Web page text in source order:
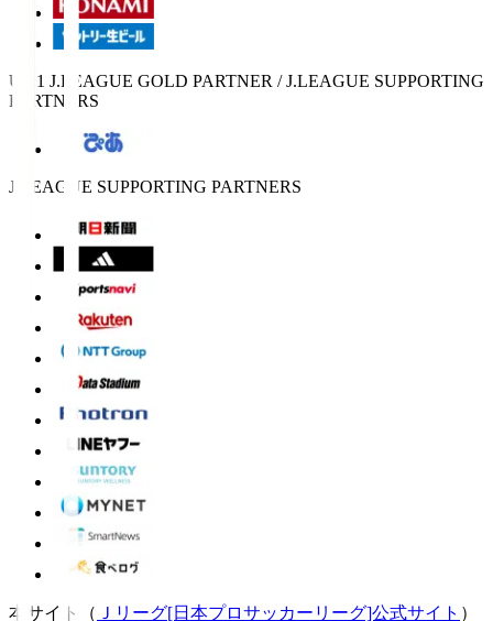
U-21 J.LEAGUE GOLD PARTNER / J.LEAGUE SUPPORTING
PARTNERS
J.LEAGUE SUPPORTING PARTNERS
本サイト（ Ｊリーグ[日本プロサッカーリーグ]公式サイト ）